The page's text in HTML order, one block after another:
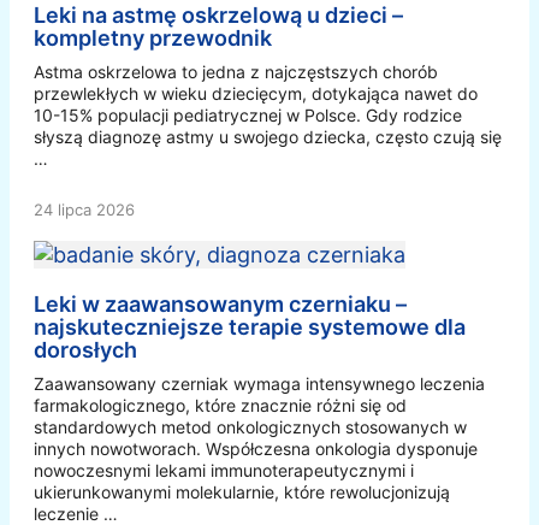
Leki na astmę oskrzelową u dzieci –
kompletny przewodnik
Astma oskrzelowa to jedna z najczęstszych chorób
przewlekłych w wieku dziecięcym, dotykająca nawet do
10-15% populacji pediatrycznej w Polsce. Gdy rodzice
słyszą diagnozę astmy u swojego dziecka, często czują się
…
24 lipca 2026
Leki w zaawansowanym czerniaku –
najskuteczniejsze terapie systemowe dla
dorosłych
Zaawansowany czerniak wymaga intensywnego leczenia
farmakologicznego, które znacznie różni się od
standardowych metod onkologicznych stosowanych w
innych nowotworach. Współczesna onkologia dysponuje
nowoczesnymi lekami immunoterapeutycznymi i
ukierunkowanymi molekularnie, które rewolucjonizują
leczenie …